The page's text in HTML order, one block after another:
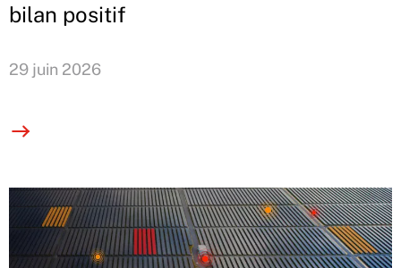
bilan positif
29 juin 2026